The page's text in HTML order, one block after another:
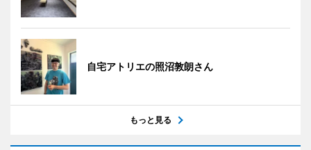
自宅アトリエの照沼敦朗さん
もっと見る